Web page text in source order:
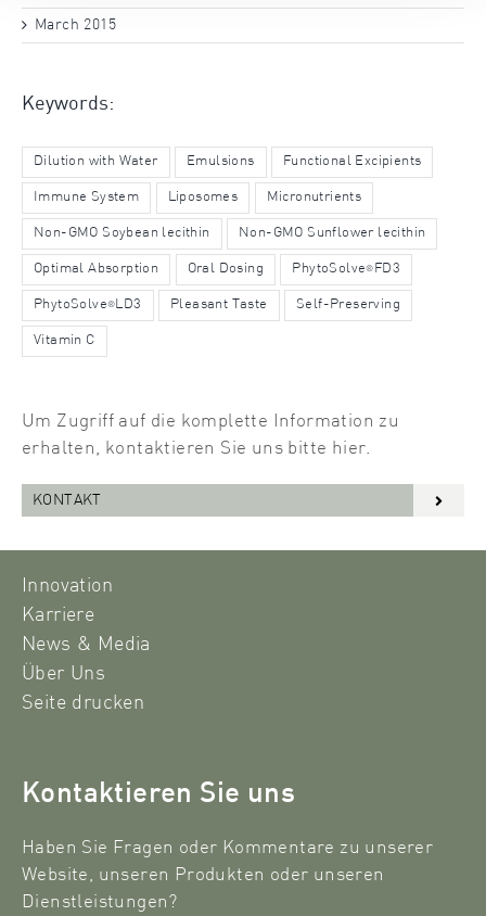
March 2015
Keywords:
Dilution with Water Emulsions Functional Excipients
Immune System Liposomes Micronutrients
Non-GMO Soybean lecithin Non-GMO Sunflower lecithin
Optimal Absorption Oral Dosing PhytoSolve® FD3
PhytoSolve® LD3 Pleasant Taste Self-Preserving
Vitamin C
Um Zugriff auf die komplette Information zu
erhalten, kontaktieren Sie uns bitte hier.
KONTAKT
Innovation
Karriere
News & Media
Über Uns
Seite drucken
Kontaktieren Sie uns
Haben Sie Fragen oder Kommentare zu unserer
Website, unseren Produkten oder unseren
Dienstleistungen?